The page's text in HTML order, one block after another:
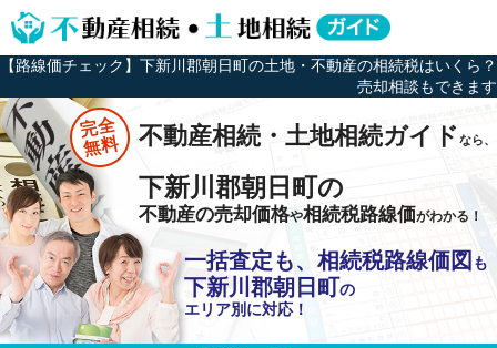
【路線価チェック】下新川郡朝日町の土地・不動産の相続税はいくら？
売却相談もできます
完全
無料 不動産相続・土地相続ガイドなら、
下新川郡朝日町の
不動産の売却価格や相続税路線価がわかる！
一括査定も、相続税路線価図 も
下新川郡朝日町の
エリア別に対応！